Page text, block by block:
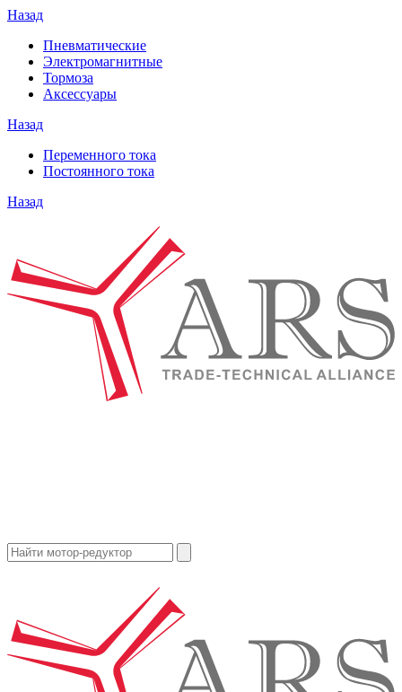
Назад
Пневматические
Электромагнитные
Тормоза
Аксессуары
Назад
Переменного тока
Постоянного тока
Назад